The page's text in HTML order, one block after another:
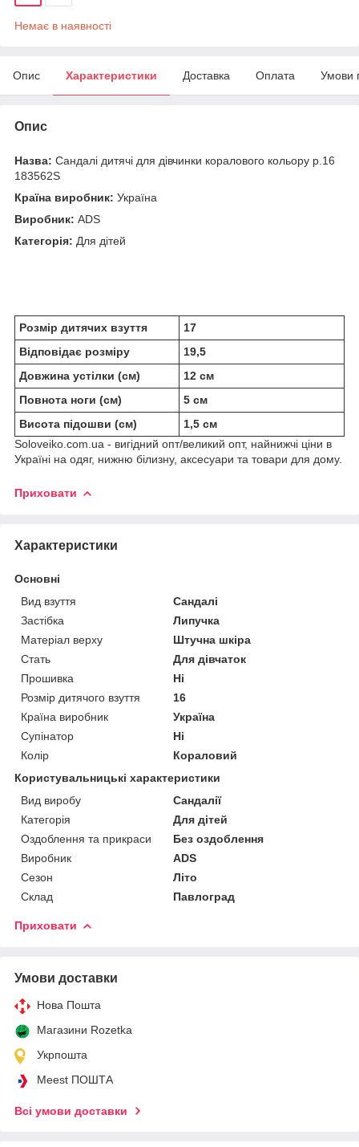
Немає в наявності
Опис Характеристики Доставка Оплата Умови
Опис
Назва: Сандалі дитячі для дівчинки коралового кольору р.16
183562S
Країна виробник: Україна
Виробник: АDS
Категорія: Для дітей
Розмір дитячих взуття
17
Відповідає розміру
19,5
Довжина устілки (см)
12 см
Повнота ноги (см)
5 см
Висота підошви (см)
1,5 см
Soloveiko.com.ua - вигідний опт/великий опт, найнижчі ціни в
Україні на одяг, нижню білизну, аксесуари та товари для дому.
Приховати
Характеристики
Основні
Вид взуття
Сандалі
Застібка
Липучка
Матеріал верху
Штучна шкіра
Стать
Для дівчаток
Прошивка
Ні
Розмір дитячого взуття
16
Країна виробник
Україна
Супінатор
Ні
Колір
Кораловий
Користувальницькі характеристики
Вид виробу
Сандалії
Категорія
Для дітей
Оздоблення та прикраси
Без оздоблення
Виробник
АDS
Сезон
Літо
Склад
Павлоград
Приховати
Умови доставки
Нова Пошта
Магазини Rozetka
Укрпошта
Meest ПОШТА
Всі умови доставки